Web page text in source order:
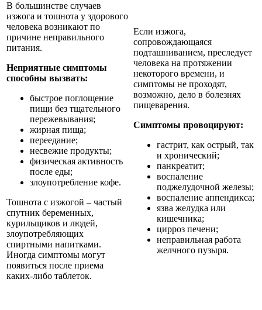
В большинстве случаев
изжога и тошнота у здорового
человека возникают по
причине неправильного
питания.
Неприятные симптомы
способны вызвать:
быстрое поглощение
пищи без тщательного
пережевывания;
жирная пища;
переедание;
несвежие продукты;
физическая активность
после еды;
злоупотребление кофе.
Тошнота с изжогой – частый
спутник беременных,
курильщиков и людей,
злоупотребляющих
спиртными напитками.
Иногда симптомы могут
появиться после приема
каких-либо таблеток.
Если изжога,
сопровождающаяся
подташниванием, преследует
человека на протяжении
некоторого времени, и
симптомы не проходят,
возможно, дело в болезнях
пищеварения.
Симптомы провоцируют:
гастрит, как острый, так
и хронический;
панкреатит;
воспаление
поджелудочной железы;
воспаление аппендикса;
язва желудка или
кишечника;
цирроз печени;
неправильная работа
желчного пузыря.